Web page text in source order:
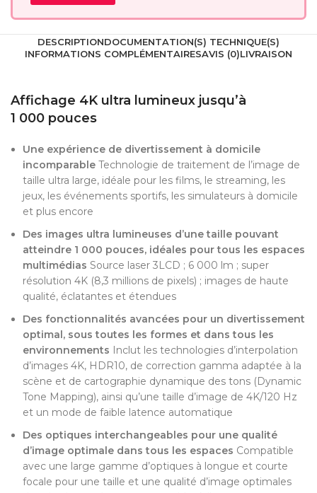
DESCRIPTIONDOCUMENTATION(S) TECHNIQUE(S)
INFORMATIONS COMPLÉMENTAIRESAVIS (0)LIVRAISON
Affichage 4K ultra lumineux jusqu’à
1 000 pouces
Une expérience de divertissement à domicile
incomparable Technologie de traitement de l’image de
taille ultra large, idéale pour les films, le streaming, les
jeux, les événements sportifs, les simulateurs à domicile
et plus encore
Des images ultra lumineuses d’une taille pouvant
atteindre 1 000 pouces, idéales pour tous les espaces
multimédias Source laser 3LCD ; 6 000 lm ; super
résolution 4K (8,3 millions de pixels) ; images de haute
qualité, éclatantes et étendues
Des fonctionnalités avancées pour un divertissement
optimal, sous toutes les formes et dans tous les
environnements Inclut les technologies d’interpolation
d’images 4K, HDR10, de correction gamma adaptée à la
scène et de cartographie dynamique des tons (Dynamic
Tone Mapping), ainsi qu’une taille d’image de 4K/120 Hz
et un mode de faible latence automatique
Des optiques interchangeables pour une qualité
d’image optimale dans tous les espaces Compatible
avec une large gamme d’optiques à longue et courte
focale pour une taille et une qualité d’image optimales